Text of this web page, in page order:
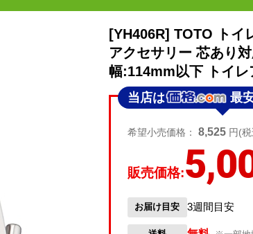
[YH406R] TOTO トイ
アクセサリー 芯あり
幅:114mm以下 トイ
当店は 最
希望小売価格： 8,525 円(
販売価格:
お届け目安 3週間目安